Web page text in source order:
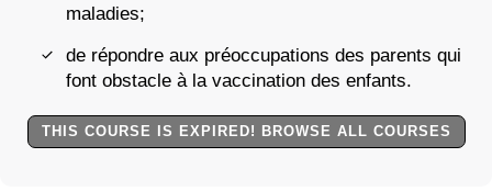
maladies;
de répondre aux préoccupations des parents qui
font obstacle à la vaccination des enfants.
THIS COURSE IS EXPIRED! BROWSE ALL COURSES